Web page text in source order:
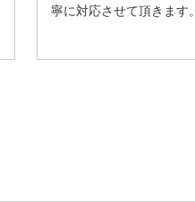
寧に対応させて頂きます。